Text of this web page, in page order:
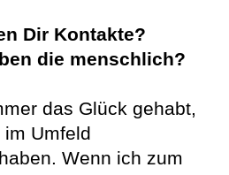
Dir Kontakte?
die menschlich?
das Glück gehabt,
Umfeld
Wenn ich zum